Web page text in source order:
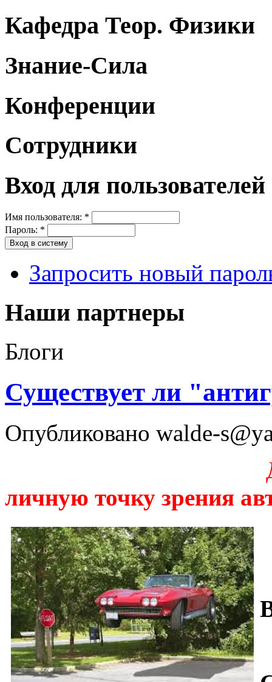
Кафедра Теор. Физики
Знание-Сила
Конференции
Сотрудники
Вход для пользователей
Имя пользователя: *
Пароль: *
Запросить новый
Наши партнеры
Блоги
Существует ли
Опубликовано walde-
Данная
личную точку зрения